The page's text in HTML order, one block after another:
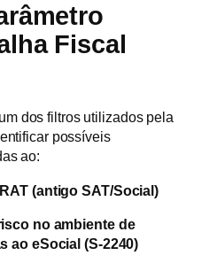
Fiscal
dos filtros utilizados pela
possíveis
ao:
(antigo SAT/Social)
no ambiente de
ao eSocial (S-2240)